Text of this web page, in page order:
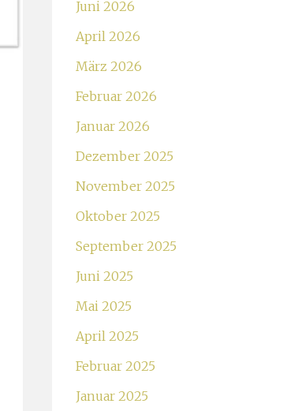
Juni 2026
April 2026
März 2026
Februar 2026
Januar 2026
Dezember 2025
November 2025
Oktober 2025
September 2025
Juni 2025
Mai 2025
April 2025
Februar 2025
Januar 2025